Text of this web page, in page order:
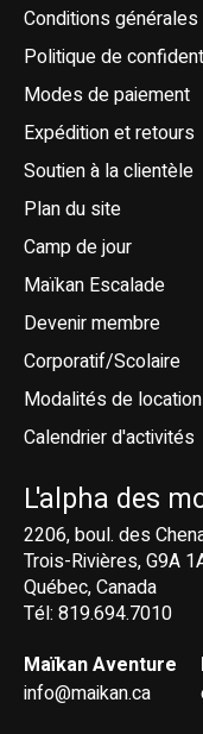
Conditions générales
Politique de
Modes de paiement
Expédition et retours
Soutien à la clientèle
Plan du site
Camp de jour
Maïkan Escalade
Devenir membre
Corporatif/Scolaire
Modalités de
Calendrier d'activités
L'alpha des
2206, boul. des
Trois-Rivières, G9A
Québec, Canada
Tél: 819.694.7010
Maïkan Aventure
info@maikan.ca